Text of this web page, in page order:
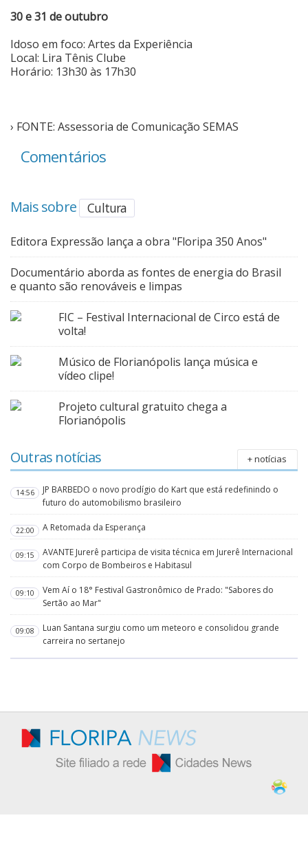
30 e 31 de outubro
Idoso em foco: Artes da Experiência
Local: Lira Tênis Clube
Horário: 13h30 às 17h30
› FONTE: Assessoria de Comunicação SEMAS
Comentários
Mais sobre Cultura
Editora Expressão lança a obra "Floripa 350 Anos"
Documentário aborda as fontes de energia do Brasil
e quanto são renováveis e limpas
FIC – Festival Internacional de Circo está de
volta!
Músico de Florianópolis lança música e
vídeo clipe!
Projeto cultural gratuito chega a
Florianópolis
Outras notícias + notícias
14:56
JP BARBEDO o novo prodígio do Kart que está redefinindo o
futuro do automobilismo brasileiro
22:00 A Retomada da Esperança
09:15
AVANTE Jurerê participa de visita técnica em Jurerê Internacional
com Corpo de Bombeiros e Habitasul
09:10
Vem Aí o 18° Festival Gastronômico de Prado: "Sabores do
Sertão ao Mar"
09:08
Luan Santana surgiu como um meteoro e consolidou grande
carreira no sertanejo